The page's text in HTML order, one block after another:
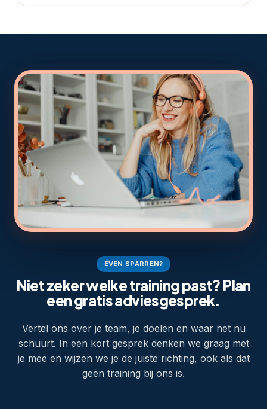
EVEN SPARREN?
Niet zeker welke training past? Plan
een gratis adviesgesprek.
Vertel ons over je team, je doelen en waar het nu
schuurt. In een kort gesprek denken we graag met
je mee en wijzen we je de juiste richting, ook als dat
geen training bij ons is.